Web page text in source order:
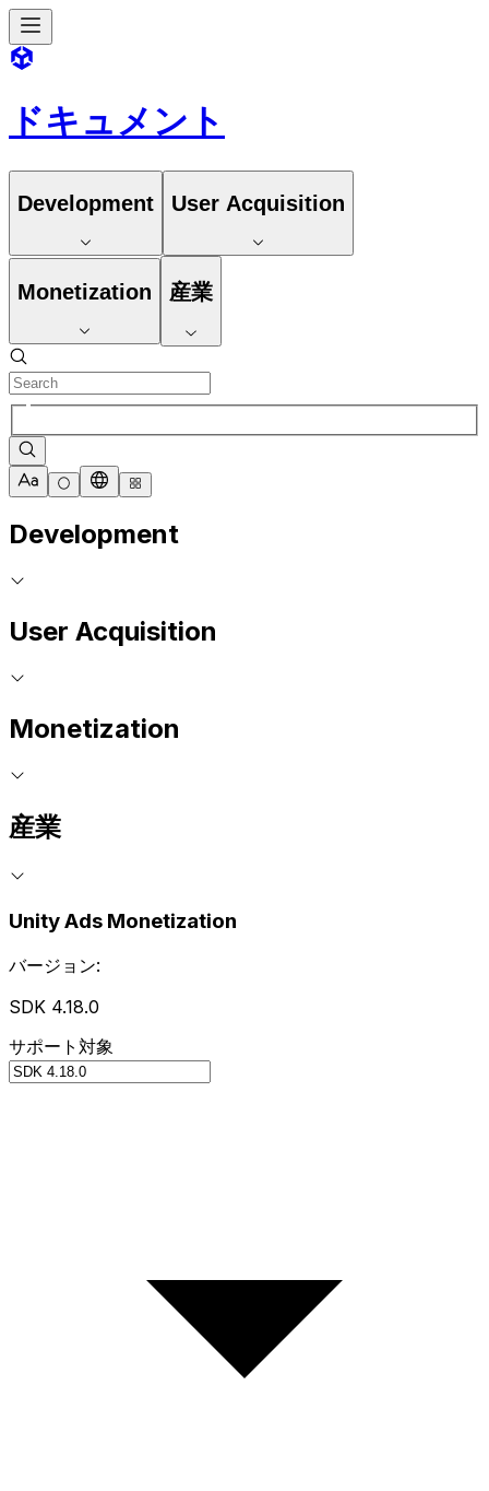
ドキュメント
Development User Acquisition
Monetization 産業
Development
User Acquisition
Monetization
産業
Unity Ads Monetization
バージョン:
SDK 4.18.0
サポート対象